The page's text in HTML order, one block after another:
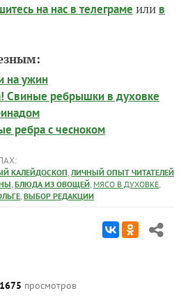
на нас в телеграме или в
на ужин
Свиные ребрышки в духовке
ребра с чесноком
КАЛЕЙДОСКОП, ЛИЧНЫЙ ОПЫТ ЧИТАТЕЛЕЙ
, БЛЮДА ИЗ ОВОЩЕЙ, МЯСО В ДУХОВКЕ,
, ВЫБОР РЕДАКЦИИ
1675 просмотров